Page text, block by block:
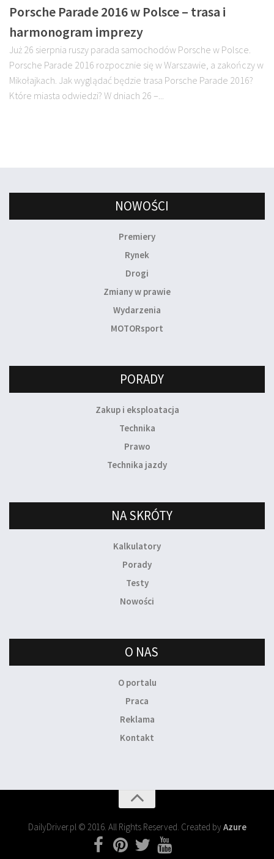
Porsche Parade 2016 w Polsce – trasa i
harmonogram imprezy
Już 26 sierpnia ruszy parada samochodów Porsche w Polsce.
Porsche Parade 2016 rozpocznie się w Warszawie, a zakończy w
Mikołajkach. Jak wyglądać będzie trasa Porsche Parade 2016?
Które miasta odwiedzi? W dniach 26 –...
NOWOŚCI
Premiery
Rynek
Drogi
Zmiany w prawie
Wydarzenia
MOTORsport
PORADY
Zakup i eksploatacja
Technika
Prawo
Technika jazdy
NA SKRÓTY
Kalkulatory
Porady
Testy
Nowości
O NAS
O portalu
Praca
Reklama
Kontakt
DailyDriver.pl © 2016. All Rights Reserved. Created byAzure